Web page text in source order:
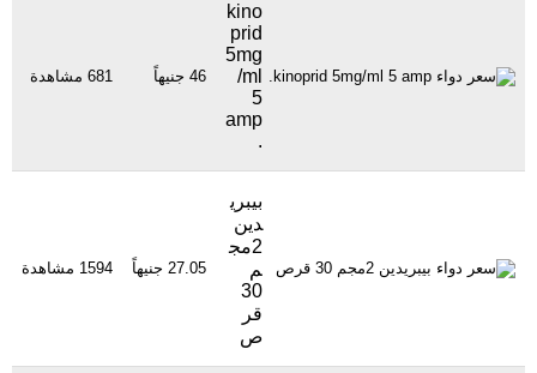
kino
prid
5mg
/ml
5
amp
.
46 جنيهاً 681 مشاهدة
بيبري
دين
2مج
م
30
قر
ص
27.05 جنيهاً 1594 مشاهدة